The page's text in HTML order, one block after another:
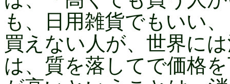
も、日用雑貨でもいい
買えない人が、世界に
は、質を落してで価格